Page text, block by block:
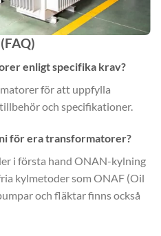
enligt specifika krav?
för att uppfylla
och specifikationer.
för era transformatorer?
i första hand ONAN-kylning
kylmetoder som ONAF (Oil
och fläktar finns också